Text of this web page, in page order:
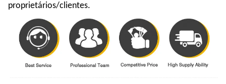
proprietários/clientes.